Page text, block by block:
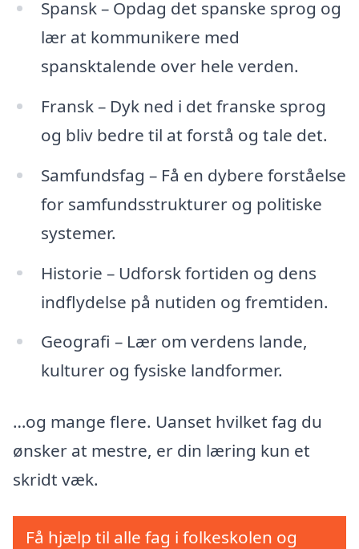
Spansk – Opdag det spanske sprog og
lær at kommunikere med
spansktalende over hele verden.
Fransk – Dyk ned i det franske sprog
og bliv bedre til at forstå og tale det.
Samfundsfag – Få en dybere forståelse
for samfundsstrukturer og politiske
systemer.
Historie – Udforsk fortiden og dens
indflydelse på nutiden og fremtiden.
Geografi – Lær om verdens lande,
kulturer og fysiske landformer.
…og mange flere. Uanset hvilket fag du
ønsker at mestre, er din læring kun et
skridt væk.
Få hjælp til alle fag i folkeskolen og